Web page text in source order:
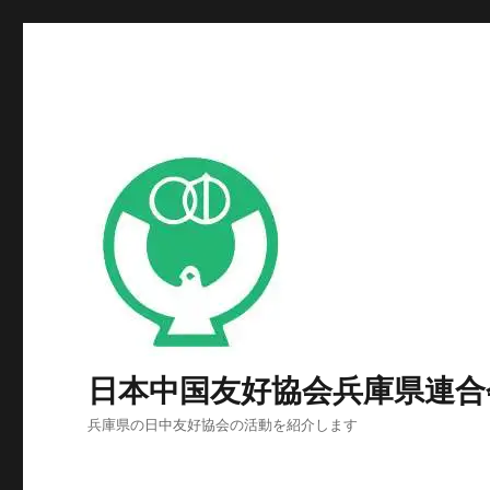
日本中国友好協会兵庫県連
兵庫県の日中友好協会の活動を紹介します